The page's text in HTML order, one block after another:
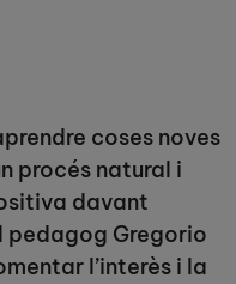
coses noves
procés natural i
davant
pedagog Gregorio
l’interès i la